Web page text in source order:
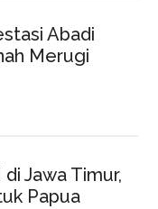
Abadi
Merugi
Jawa Timur,
Papua